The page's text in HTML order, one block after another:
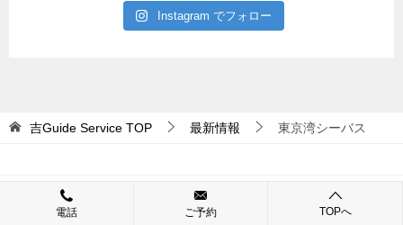
Instagram でフォロー
吉Guide Service TOP 最新情報 東京湾シーバス
© 2017 吉Guide Service
電話 ご予約 TOPへ